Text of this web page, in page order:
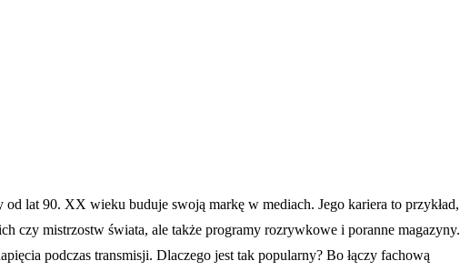
lat 90. XX wieku buduje swoją markę w mediach. Jego kariera to przykład,
czy mistrzostw świata, ale także programy rozrywkowe i poranne magazyny.
podczas transmisji. Dlaczego jest tak popularny? Bo łączy fachową